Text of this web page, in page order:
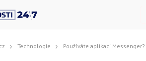
Technologie Používáte aplikaci Messenger? Všem těmto lidem již brzy přestane definitivně